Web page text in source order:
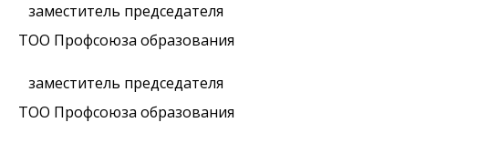
заместитель председателя
ТОО Профсоюза образования
заместитель председателя
ТОО Профсоюза образования